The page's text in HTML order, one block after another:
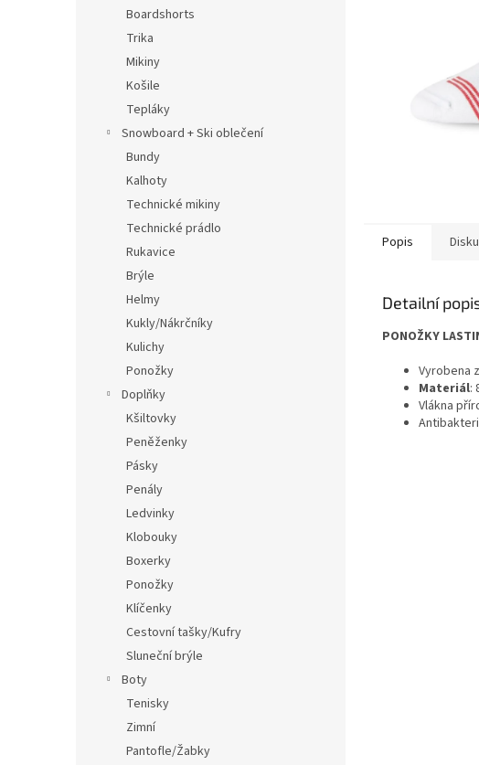
Boardshorts
Trika
Mikiny
Košile
Tepláky
Snowboard + Ski oblečení
Bundy
Kalhoty
Technické mikiny
Technické prádlo
Rukavice
Brýle
Helmy
Kukly/Nákrčníky
Kulichy
Ponožky
Doplňky
Kšiltovky
Peněženky
Pásky
Penály
Ledvinky
Klobouky
Boxerky
Ponožky
Klíčenky
Cestovní tašky/Kufry
Sluneční brýle
Boty
Tenisky
Zimní
Pantofle/Žabky
Popis
Detailní
PONOŽKY
Vyrobena
Materiál:
Vlákna